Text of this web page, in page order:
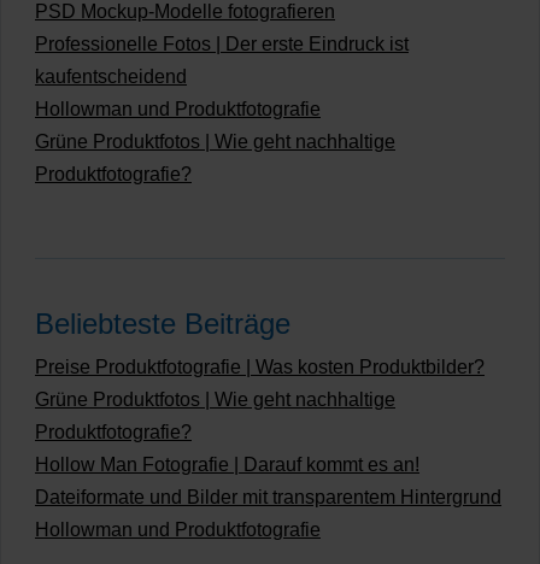
PSD Mockup-Modelle fotografieren
Professionelle Fotos | Der erste Eindruck ist
kaufentscheidend
Hollowman und Produktfotografie
Grüne Produktfotos | Wie geht nachhaltige
Produktfotografie?
Beliebteste Beiträge
Preise Produktfotografie | Was kosten Produktbilder?
Grüne Produktfotos | Wie geht nachhaltige
Produktfotografie?
Hollow Man Fotografie | Darauf kommt es an!
Dateiformate und Bilder mit transparentem Hintergrund
Hollowman und Produktfotografie